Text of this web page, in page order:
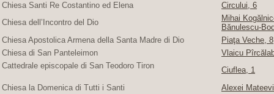
Chiesa Santi Re Costantino ed Elena
Circului, 6
Chiesa dell’Incontro del Dio
Mihai
Bănulescu-
Chiesa Apostolica Armena della Santa Madre di Dio
Piaţa Veche, 8
Chiesa di San Panteleimon
Vlaicu
Cattedrale episcopale di San Teodoro Tiron
Ciuflea, 1
Chiesa la Domenica di Tutti i Santi
Alexei